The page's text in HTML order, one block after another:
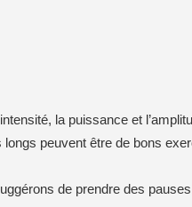
la puissance et
peuvent être de bons
de prendre des